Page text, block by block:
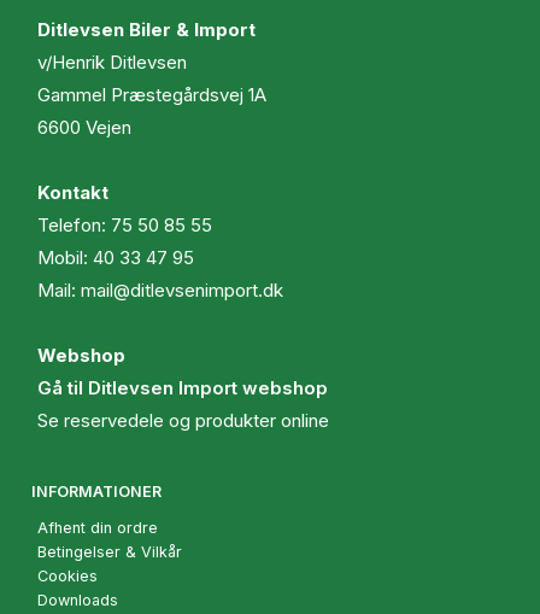
Ditlevsen Biler & Import
v/Henrik Ditlevsen
Gammel Præstegårdsvej 1A
6600 Vejen
Kontakt
Telefon: 75 50 85 55
Mobil: 40 33 47 95
Mail: mail@ditlevsenimport.dk
Webshop
Gå til Ditlevsen Import webshop
Se reservedele og produkter online
INFORMATIONER
Afhent din ordre
Betingelser & Vilkår
Cookies
Downloads